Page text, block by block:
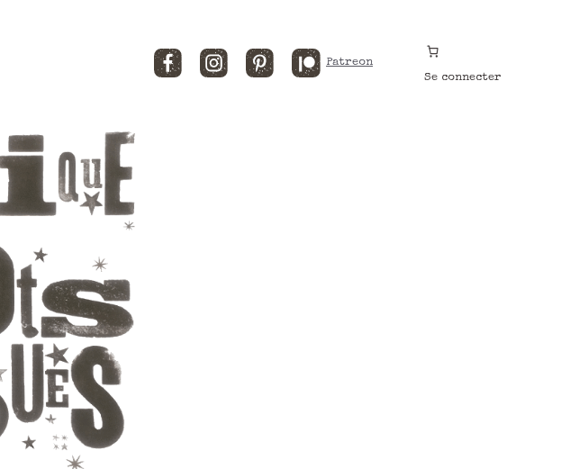
FacebookInstagramPinterestPatreon
Se connecter